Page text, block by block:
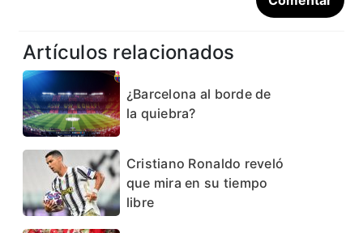
Artículos relacionados
¿Barcelona al borde de
la quiebra?
Cristiano Ronaldo reveló
que mira en su tiempo
libre